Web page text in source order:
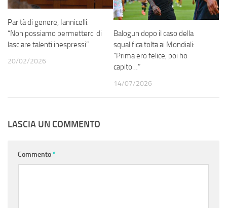
Parità di genere, Iannicelli:
“Non possiamo permetterci di
lasciare talenti inespressi”
20/02/2026
Balogun dopo il caso della
squalifica tolta ai Mondiali:
“Prima ero felice, poi ho
capito…”
14/07/2026
LASCIA UN COMMENTO
Commento*